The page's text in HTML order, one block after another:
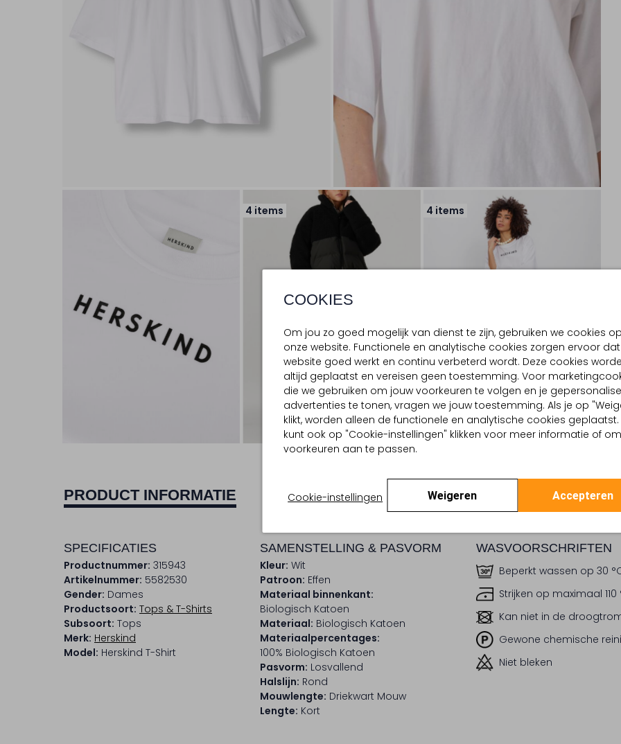
COOKIES
Om jou zo goed mogelijk van dienst te zijn, gebruiken we cookies op
onze website. Functionele en analytische cookies zorgen ervoor
website goed werkt en continu verbeterd wordt. Deze cookies
altijd geplaatst en vereisen geen toestemming. Voor
die we gebruiken om jouw voorkeuren te volgen en je
advertenties te tonen, vragen we jouw toestemming. Als je op
klikt, worden alleen de functionele en analytische cookies geplaatst.
kunt ook op "Cookie-instellingen" klikken voor meer informatie of
voorkeuren aan te passen.
Cookie-instellingen Weigeren Accepteren
4 items
Ontdek de look
4 items
Ontdek de look
PRODUCT INFORMATIE BEZORGEN & RETOURNEREN
SPECIFICATIES
Productnummer: 315943
Artikelnummer: 5582530
Gender: Dames
Productsoort: Tops & T-Shirts
Subsoort: Tops
Merk: Herskind
Model: Herskind T-Shirt
SAMENSTELLING & PASVORM
Kleur: Wit
Patroon: Effen
Materiaal binnenkant:
Biologisch Katoen
Materiaal: Biologisch Katoen
Materiaalpercentages:
100% Biologisch Katoen
Pasvorm: Losvallend
Halslijn: Rond
Mouwlengte: Driekwart Mouw
Lengte: Kort
WASVOORSCHRIFTEN
Beperkt wassen op 30
Strijken op maximaal 110
Kan niet in de
Gewone chemische
Niet bleken